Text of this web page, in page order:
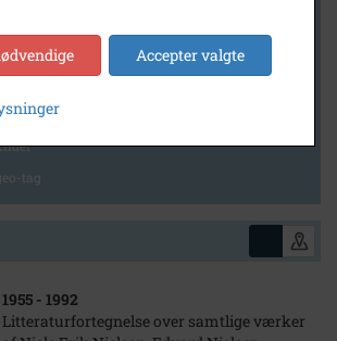
tag
1955 - 1992
Litteraturfortegnelse over samtlige værker
Accepter valgte